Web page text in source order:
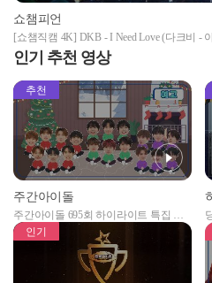
쇼챔피언
[쇼챔직캠 4K] DKB - I Need Love (다크비 -
드 러브) | Show Champion | EP.480
인기 추천 영상
추천
주간아이돌
주간아이돌 695회 하이라이트 특집 남
자아이돌편 예고
인기